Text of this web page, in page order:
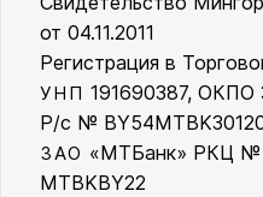
от 04.11.2011
Регистрация в
УНП 191690387, ОКПО
Р/с №
ЗАО «МТБанк» РКЦ №
MTBKBY22